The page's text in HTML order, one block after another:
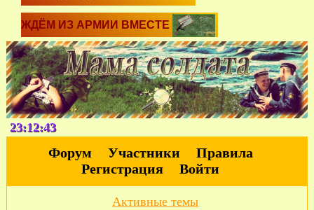
ЖДЁМ ИЗ АРМИИ ВМЕСТЕ
23:12:44
Форум Участники
Правила
Регистрация
Войти
Активные темы